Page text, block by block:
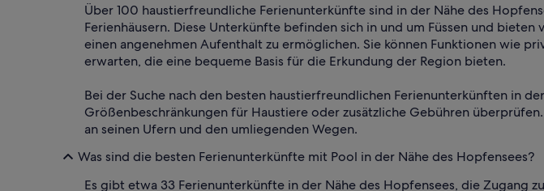
Über 100 haustierfreundliche Ferienunterkünfte sind in der Nähe des
Ferienhäusern. Diese Unterkünfte befinden sich in und um Füssen und
einen angenehmen Aufenthalt zu ermöglichen. Sie können Funktionen wie
erwarten, die eine bequeme Basis für die Erkundung der Region bieten.
Bei der Suche nach den besten haustierfreundlichen Ferienunterkünften in
Größenbeschränkungen für Haustiere oder zusätzliche Gebühren
an seinen Ufern und den umliegenden Wegen.
Was sind die besten Ferienunterkünfte mit Pool in der Nähe des Hopfensees?
Es gibt etwa 33 Ferienunterkünfte in der Nähe des Hopfensees, die Zugang